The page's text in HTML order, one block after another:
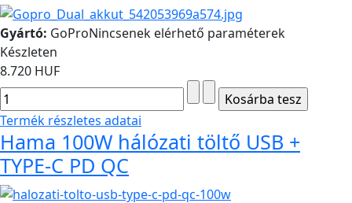
Gyártó: GoProNincsenek elérhető paraméterek
Készleten
8.720 HUF
Termék részletes adatai
Hama 100W hálózati töltő USB +
TYPE-C PD QC